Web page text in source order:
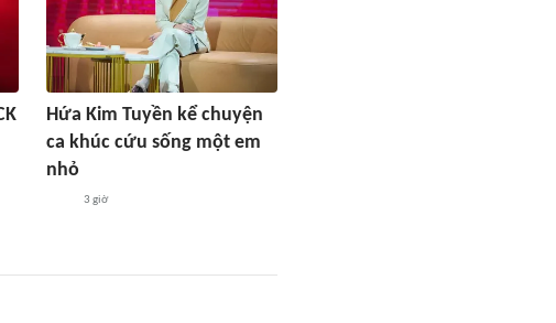
Hứa Kim Tuyền kể chuyện
ca khúc cứu sống một em
nhỏ
3 giờ